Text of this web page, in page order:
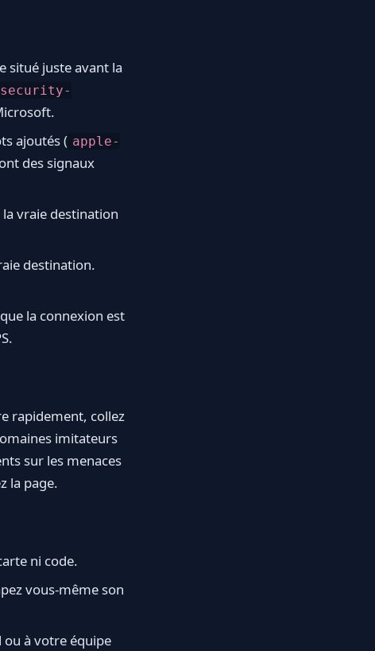
situé juste avant la
ajoutés ( apple-
des signaux
vraie destination
destination.
la connexion est
rapidement, collez
imitateurs
sur les menaces
la page.
ni code.
vous-même son
à votre équipe